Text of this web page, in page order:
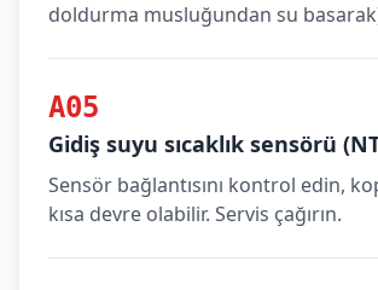
doldurma musluğundan su
A05
Gidiş suyu sıcaklık sensörü
Sensör bağlantısını kontrol edin,
kısa devre olabilir. Servis çağırın.